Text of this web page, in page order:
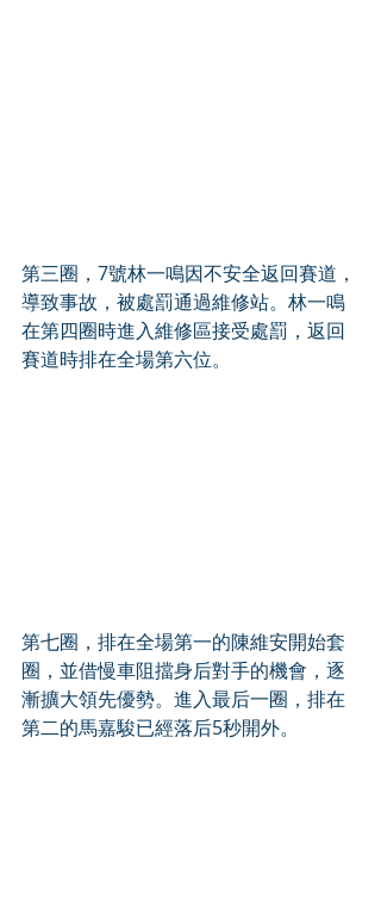
第三圈，7號林一鳴因不安全返回賽道，
導致事故，被處罰通過維修站。林一鳴
在第四圈時進入維修區接受處罰，返回
賽道時排在全場第六位。
第七圈，排在全場第一的陳維安開始套
圈，並借慢車阻擋身后對手的機會，逐
漸擴大領先優勢。進入最后一圈，排在
第二的馬嘉駿已經落后5秒開外。